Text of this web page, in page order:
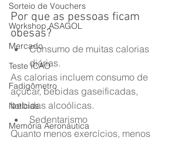
Sorteio de Vouchers
Workshop ASAGOL
Mercado
Teste ICAO
Fadigômetro
Notícias
Memória Aeronáutica
Por que as pessoas ficam
obesas?
Consumo de muitas calorias
diárias.
As calorias incluem consumo de
açúcar, bebidas gaseificadas,
bebidas alcoólicas.
Sedentarismo
Quanto menos exercícios, menos